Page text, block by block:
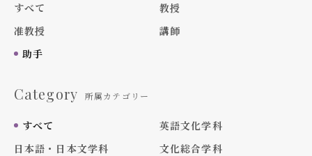
すべて
教授
准教授
講師
助手
Category 所属カテゴリー
すべて
英語文化学科
日本語・日本文学科
文化総合学科